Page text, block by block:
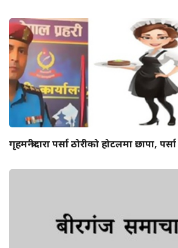
गृहमन्त्रीदारा पर्सा ठोरीको होटलमा छापा,